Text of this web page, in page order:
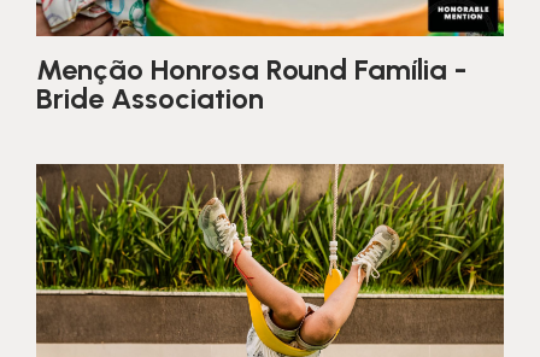
Menção Honrosa Round Família -
Bride Association